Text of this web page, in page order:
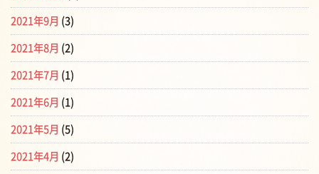
2021年9月 (3)
2021年8月 (2)
2021年7月 (1)
2021年6月 (1)
2021年5月 (5)
2021年4月 (2)